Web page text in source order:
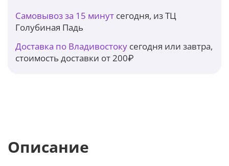
Самовывоз за 15 минут сегодня, из ТЦ
Голубиная Падь
Доставка по Владивостоку сегодня или завтра,
стоимость доставки от 200₽
Описание